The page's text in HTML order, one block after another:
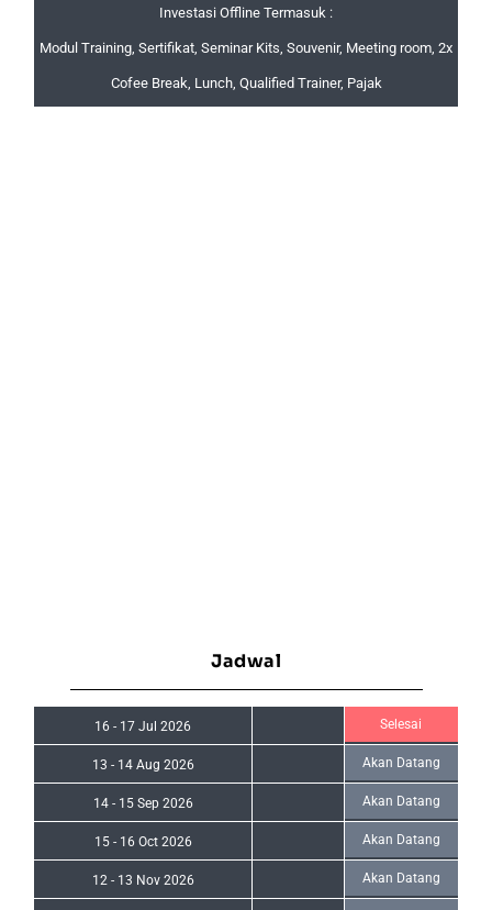
Investasi Offline Termasuk :
Modul Training, Sertifikat, Seminar Kits, Souvenir, Meeting room, 2x
Cofee Break, Lunch, Qualified Trainer, Pajak
Jadwal
16 - 17 Jul 2026 Selesai
13 - 14 Aug 2026 Akan Datang
14 - 15 Sep 2026 Akan Datang
15 - 16 Oct 2026 Akan Datang
12 - 13 Nov 2026 Akan Datang